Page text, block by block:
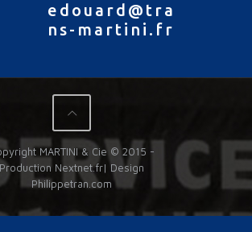
edouard@tra
ns-martini.fr
MARTINI & Cie © 2015 -
Production Nextnet.fr| Design
Philippetran.com